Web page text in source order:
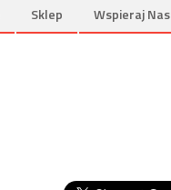
Sklep Wspieraj Nas